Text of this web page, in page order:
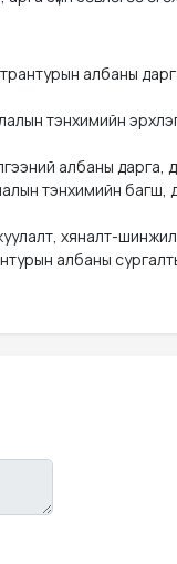
албаны
тэнхимийн
албаны дарга,
тэнхимийн багш,
хяналт-
албаны